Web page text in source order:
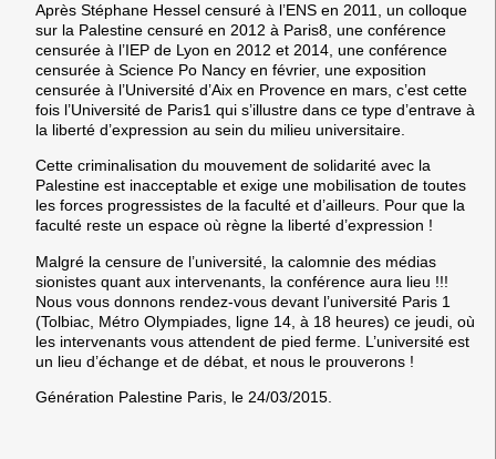
Après Stéphane Hessel censuré à l’ENS en 2011, un colloque
sur la Palestine censuré en 2012 à Paris8, une conférence
censurée à l’IEP de Lyon en 2012 et 2014, une conférence
censurée à Science Po Nancy en février, une exposition
censurée à l’Université d’Aix en Provence en mars, c’est cette
fois l’Université de Paris1 qui s’illustre dans ce type d’entrave à
la liberté d’expression au sein du milieu universitaire.
Cette criminalisation du mouvement de solidarité avec la
Palestine est inacceptable et exige une mobilisation de toutes
les forces progressistes de la faculté et d’ailleurs. Pour que la
faculté reste un espace où règne la liberté d’expression !
Malgré la censure de l’université, la calomnie des médias
sionistes quant aux intervenants, la conférence aura lieu !!!
Nous vous donnons rendez-vous devant l’université Paris 1
(Tolbiac, Métro Olympiades, ligne 14, à 18 heures) ce jeudi, où
les intervenants vous attendent de pied ferme. L’université est
un lieu d’échange et de débat, et nous le prouverons !
Génération Palestine Paris, le 24/03/2015.